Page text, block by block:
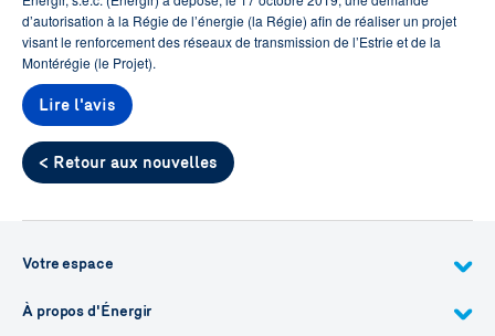
d’autorisation à la Régie de l’énergie (la Régie) afin de réaliser un projet
visant le renforcement des réseaux de transmission de l’Estrie et de la
Montérégie (le Projet).
Lire l'avis
< Retour aux nouvelles
Votre espace
À propos d'Énergir